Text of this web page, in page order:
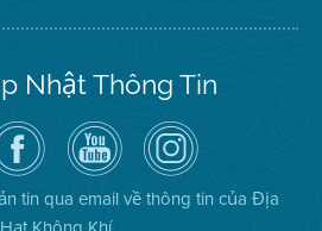
Nhật Thông Tin
Truy
cập
Trang
Facebook
của
Địa
Hạt
Kênh
YouTube
của
Địa
Hạt
Không
Khí
Air
District
on
Instagram
tin qua email về thông tin của Địa